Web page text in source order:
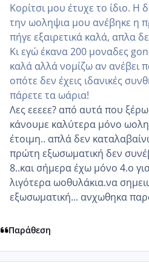
Κορίτσι μου έτυχε το ίδιο. Η
την ωοληψια μου ανέβηκε η
πήγε εξαιρετικά καλά, απλα
Κι εγώ έκανα 200 μοναδες
καλά αλλά νομίζω αν ανέβει
οπότε δεν έχεις ιδανικές
πάρετε τα ωάρια!
Λες εεεεε? από αυτά που
κάνουμε καλύτερα μόνο
έτοιμη.. απλά δεν
πρώτη εξωσωματική δεν
8..και σήμερα έχω μόνο 4.ο
λιγότερα ωοθυλάκια.να
εξωσωματική... ανχωθηκα
Παράθεση